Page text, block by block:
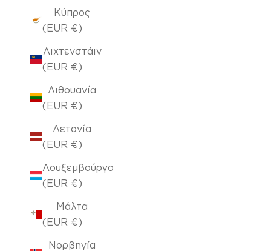
Κύπρος
(EUR €)
Λιχτενστάιν
(EUR €)
Λιθουανία
(EUR €)
Λετονία
(EUR €)
Λουξεμβούργο
(EUR €)
Μάλτα
(EUR €)
Νορβηγία